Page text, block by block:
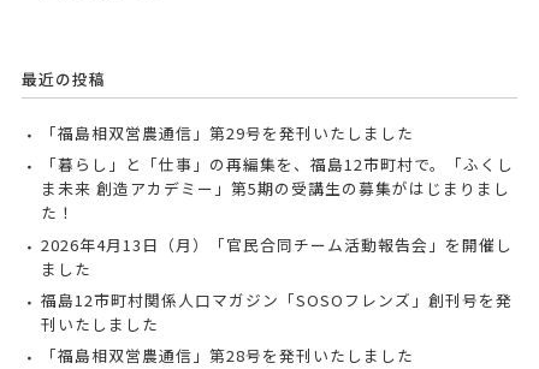
最近の投稿
「福島相双営農通信」第29号を発刊いたしました
「暮らし」と「仕事」の再編集を、福島12市町村で。「ふくし
ま未来 創造アカデミー」第5期の受講生の募集がはじまりまし
た！
2026年4月13日（月）「官民合同チーム活動報告会」を開催し
ました
福島12市町村関係人口マガジン「SOSOフレンズ」創刊号を発
刊いたしました
「福島相双営農通信」第28号を発刊いたしました